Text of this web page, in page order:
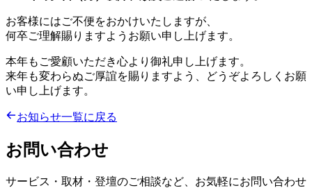
お客様にはご不便をおかけいたしますが、
何卒ご理解賜りますようお願い申し上げます。
本年もご愛顧いただき心より御礼申し上げます。
来年も変わらぬご厚誼を賜りますよう、どうぞよろしくお願
い申し上げます。
お知らせ一覧に戻る
お問い合わせ
サービス・取材・登壇のご相談など、お気軽にお問い合わせ